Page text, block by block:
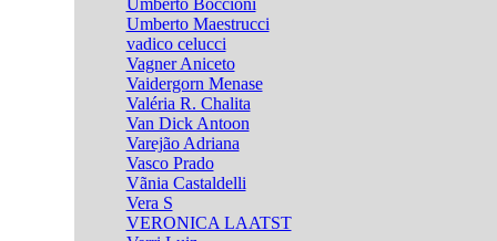
Umberto Boccioni
Umberto Maestrucci
vadico celucci
Vagner Aniceto
Vaidergorn Menase
Valéria R. Chalita
Van Dick Antoon
Varejão Adriana
Vasco Prado
Vãnia Castaldelli
Vera S
VERONICA LAATST